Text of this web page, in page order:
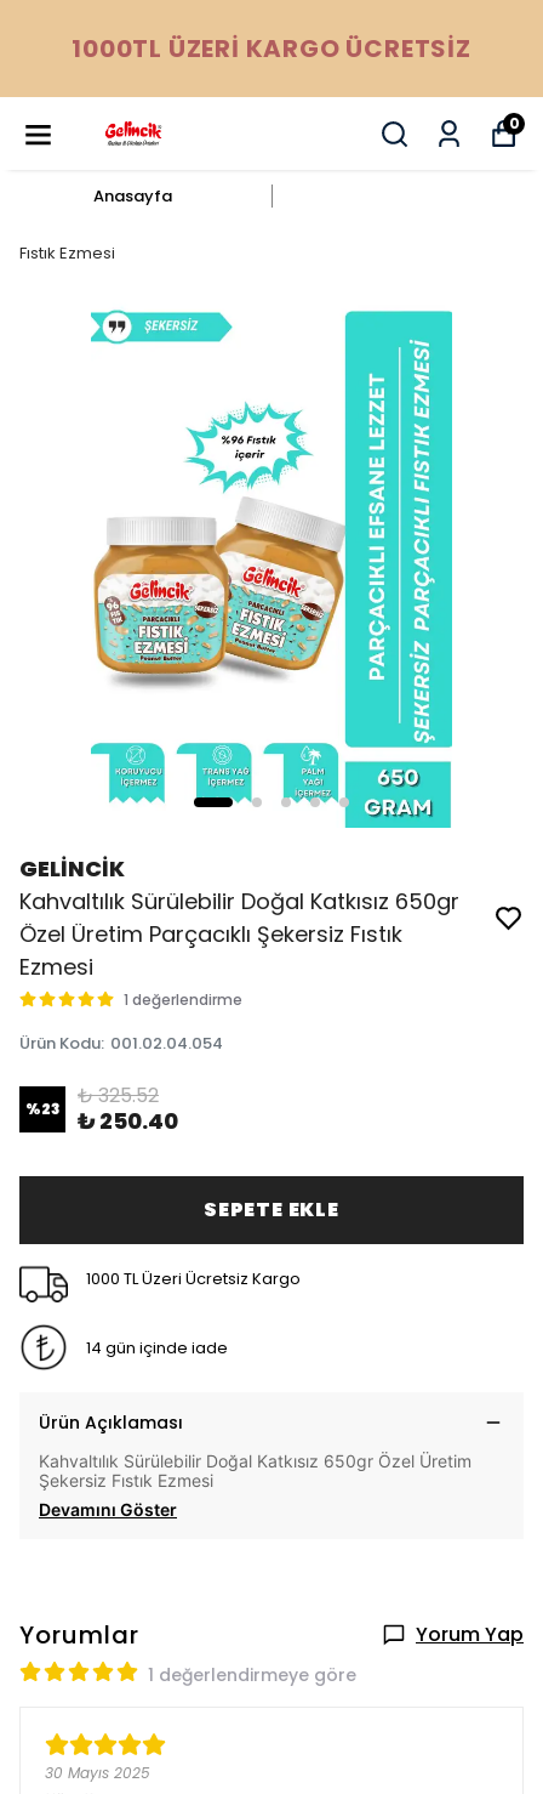
1000TL ÜZERİ KARGO ÜCRETSİZ
0
Anasayfa
Fıstık Ezmesi
GELİNCİK
Kahvaltılık Sürülebilir Doğal Katkısız 650gr
Özel Üretim Parçacıklı Şekersiz Fıstık
Ezmesi
1 değerlendirme
Ürün Kodu: 001.02.04.054
%23 ₺ 325.52
₺ 250.40
SEPETE EKLE
1000 TL Üzeri Ücretsiz Kargo
14 gün içinde iade
Ürün Açıklaması
Kahvaltılık Sürülebilir Doğal Katkısız 650gr Özel Üretim
Şekersiz Fıstık Ezmesi
Devamını Göster
Yorumlar Yorum Yap
1 değerlendirmeye göre
30 Mayıs 2025